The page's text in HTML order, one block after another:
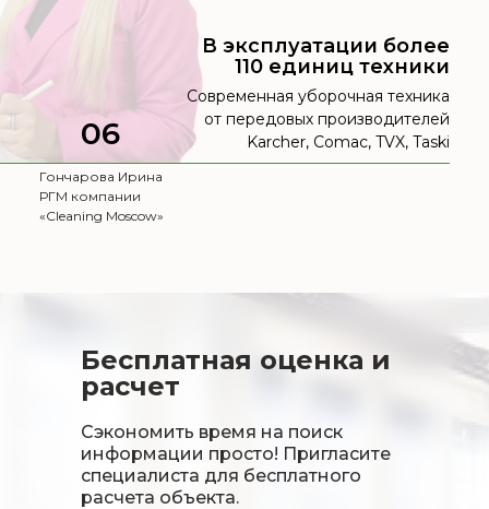
Современная уборочная техника
от передовых производителей
Karcher, Comac, TVX, Taski
В эксплуатации более
110 единиц техники
Гончарова Ирина
РГМ компании
«Cleaning Moscow»
06
Бесплатная оценка и
расчет
Сэкономить время на поиск
информации просто! Пригласите
специалиста для бесплатного
расчета объекта.